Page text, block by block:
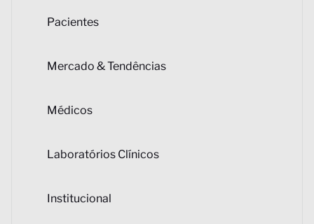
Pacientes
Mercado & Tendências
Médicos
Laboratórios Clínicos
Institucional